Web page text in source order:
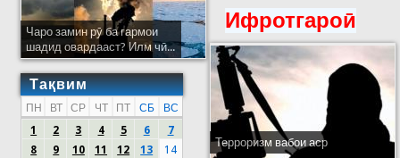
Чаро замин рӯ ба гармои
шадид овардааст? Илм чӣ...
Тақвим
ПН ВТ СР ЧТ ПТ СБ
ВС
1
2 3 4 5 6
7
8
9 10 11 12 13
14
Ифротгароӣ
Терроризм вабои аср